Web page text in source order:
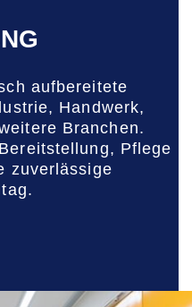
aufbereitete
Handwerk,
Branchen.
Pflege
zuverlässige